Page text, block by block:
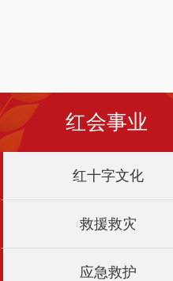
红会事业
红十字文化
救援救灾
应急救护